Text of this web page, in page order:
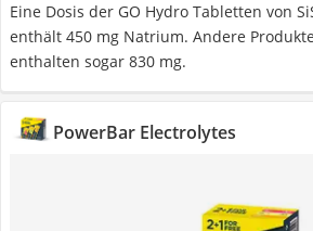
Eine Dosis der GO Hydro Tabletten von
enthält 450 mg Natrium. Andere
enthalten sogar 830 mg.
PowerBar Electrolytes